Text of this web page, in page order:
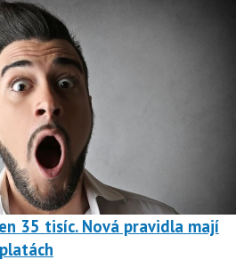
35 tisíc. Nová pravidla mají